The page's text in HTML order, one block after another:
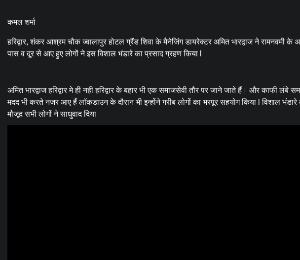
कमल शर्मा
हरिद्वार, शंकर आश्रम चौक ज्वालापुर होटल ग्रैंड शिवा के मैनेजिंग डायरेक्टर अमित भारद्वाज ने
पास व दूर से आए हुए लोगों ने इस विशाल भंडारे का प्रसाद ग्रहण किया l
अमित भारद्वाज हरिद्वार मे ही नही हरिद्वार के बहार भी एक समाजसेवी तौर पर जाने जाते हैं। और काफी
मदद भी करते नजर आए हैं लॉकडाउन के दौरान भी इन्होंने गरीब लोगों का भरपूर सहयोग किया l विशाल
मौजूद सभी लोगों ने साधुवाद दिया